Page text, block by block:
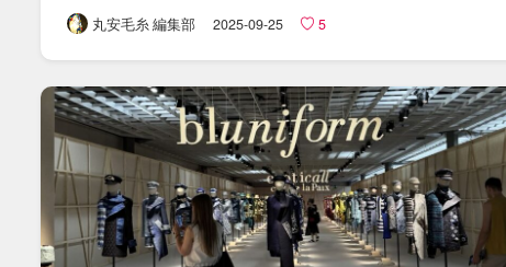
丸安毛糸 編集部
2025-09-25 5